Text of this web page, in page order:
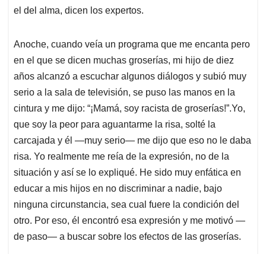
el del alma, dicen los expertos.
Anoche, cuando veía un programa que me encanta pero
en el que se dicen muchas groserías, mi hijo de diez
años alcanzó a escuchar algunos diálogos y subió muy
serio a la sala de televisión, se puso las manos en la
cintura y me dijo: “¡Mamá, soy racista de groserías!”.Yo,
que soy la peor para aguantarme la risa, solté la
carcajada y él —muy serio— me dijo que eso no le daba
risa. Yo realmente me reía de la expresión, no de la
situación y así se lo expliqué. He sido muy enfática en
educar a mis hijos en no discriminar a nadie, bajo
ninguna circunstancia, sea cual fuere la condición del
otro. Por eso, él encontró esa expresión y me motivó —
de paso— a buscar sobre los efectos de las groserías.